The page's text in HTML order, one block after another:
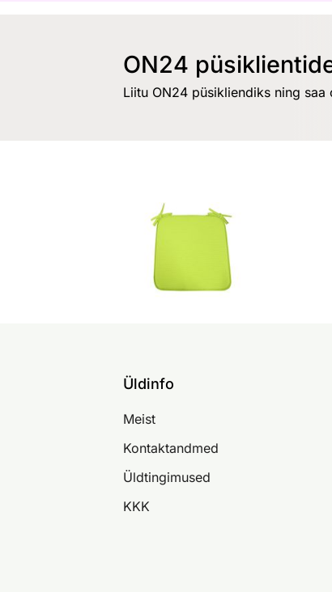
ON24
Liitu ON24 püsikliendiks ning
Üldinfo
Meist
Kontaktandmed
Üldtingimused
KKK